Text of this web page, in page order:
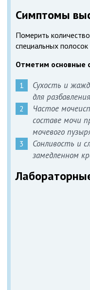
Симптомы
Померить
специальных полосок
Отметим основные
Сухость и
для
Частое
составе мочи
мочевого
Сонливость и
замедленном